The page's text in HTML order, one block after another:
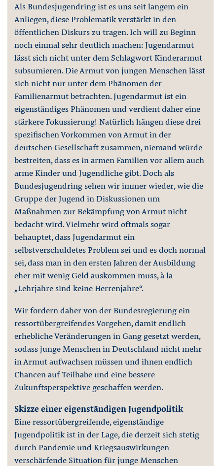
Als Bundesjugendring ist es uns seit langem ein
Anliegen, diese Problematik verstärkt in den
öffentlichen Diskurs zu tragen. Ich will zu Beginn
noch einmal sehr deutlich machen: Jugendarmut
lässt sich nicht unter dem Schlagwort Kinderarmut
subsumieren. Die Armut von jungen Menschen lässt
sich nicht nur unter dem Phänomen der
Familienarmut betrachten. Jugendarmut ist ein
eigenständiges Phänomen und verdient daher eine
stärkere Fokussierung! Natürlich hängen diese drei
spezifischen Vorkommen von Armut in der
deutschen Gesellschaft zusammen, niemand würde
bestreiten, dass es in armen Familien vor allem auch
arme Kinder und Jugendliche gibt. Doch als
Bundesjugendring sehen wir immer wieder, wie die
Gruppe der Jugend in Diskussionen um
Maßnahmen zur Bekämpfung von Armut nicht
bedacht wird. Vielmehr wird oftmals sogar
behauptet, dass Jugendarmut ein
selbstverschuldetes Problem sei und es doch normal
sei, dass man in den ersten Jahren der Ausbildung
eher mit wenig Geld auskommen muss, à la
„Lehrjahre sind keine Herrenjahre“.
Wir fordern daher von der Bundesregierung ein
ressortübergreifendes Vorgehen, damit endlich
erhebliche Veränderungen in Gang gesetzt werden,
sodass junge Menschen in Deutschland nicht mehr
in Armut aufwachsen müssen und ihnen endlich
Chancen auf Teilhabe und eine bessere
Zukunftsperspektive geschaffen werden.
Skizze einer eigenständigen Jugendpolitik
Eine ressortübergreifende, eigenständige
Jugendpolitik ist in der Lage, die derzeit sich stetig
durch Pandemie und Kriegsauswirkungen
verschärfende Situation für junge Menschen